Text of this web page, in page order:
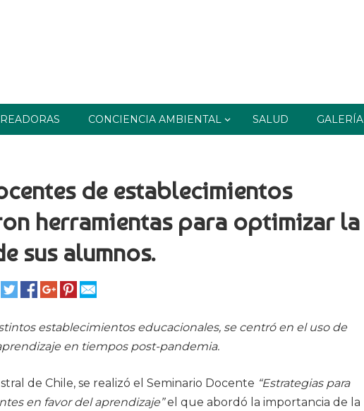
CONCIENCIA AMBIENTAL SALUD GALERÍA
de establecimientos
herramientas para optimizar la
sus alumnos.
establecimientos educacionales, se centró en el uso de
en tiempos post-pandemia.
de Chile, se realizó el Seminario Docente “Estrategias para
en favor del aprendizaje”el que abordó la importancia de la